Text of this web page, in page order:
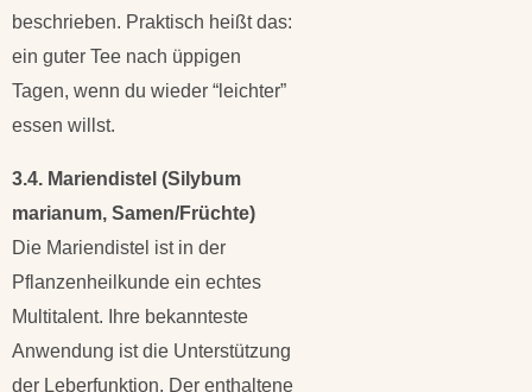
beschrieben. Praktisch heißt das:
ein guter Tee nach üppigen
Tagen, wenn du wieder “leichter”
essen willst.
3.4. Mariendistel (Silybum
marianum, Samen/Früchte)
Die Mariendistel ist in der
Pflanzenheilkunde ein echtes
Multitalent. Ihre bekannteste
Anwendung ist die Unterstützung
der Leberfunktion. Der enthaltene